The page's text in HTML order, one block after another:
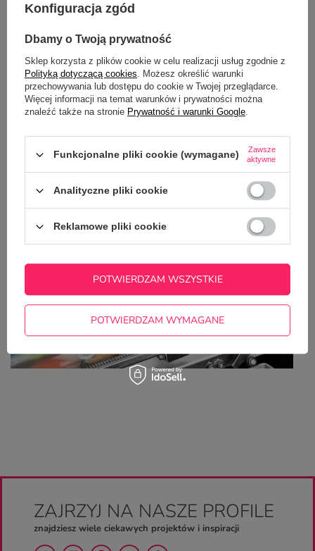
Potrzebujesz pomocy? Masz pytania?
Zadaj pytanie a my odpowiemy
niezwłocznie, najciekawsze pytania i
odpowiedzi publikując dla innych.
ZADAJ PYTANIE
Z NASZEGO BLOGA
Jak przygotować projekt do druku offsetowego?
np. ulotki, wizytówki lub plakatu
ZAJRZYJ NA NASZE PROFILE
znajdziesz wiele ciekawych projektów i inspiracji
Konfiguracja zgód
Dbamy o Twoją prywatność
Sklep korzysta z plików cookie w celu realizacji usług zgodnie z
Polityką dotyczącą cookies. Możesz określić warunki
przechowywania lub dostępu do cookie w Twojej przeglądarce.
Więcej informacji na temat warunków i prywatności można
znaleźć także na stronie Prywatność i warunki Google.
Funkcjonalne pliki cookie (wymagane)
Zawsze
aktywne
Analityczne pliki cookie
Reklamowe pliki cookie
POTWIERDZAM WYMAGANE
POTWIERDZAM WSZYSTKIE